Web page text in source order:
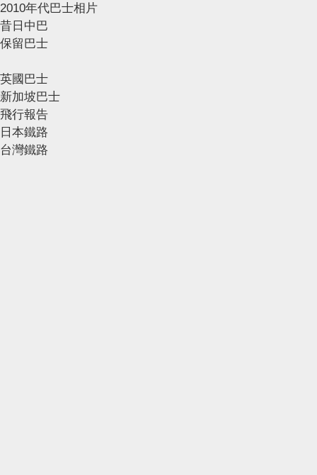
2010年代巴士相片
昔日中巴
保留巴士
英國巴士
新加坡巴士
飛行報告
日本鐵路
台灣鐵路